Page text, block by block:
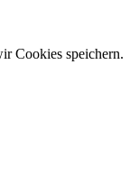
Cookies speichern.